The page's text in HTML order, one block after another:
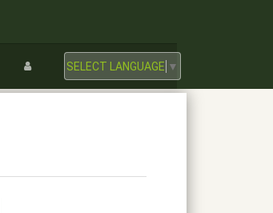
SELECT LANGUAGE ▼